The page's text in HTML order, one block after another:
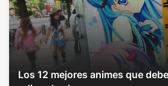
Los 12 mejores animes que